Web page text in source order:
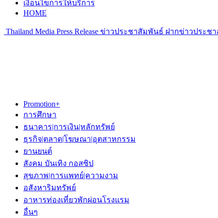
เงื่อนไขการให้บริการ
HOME
Thailand Media Press Release ข่าวประชาสัมพันธ์ ฝากข่าวประ
Promotion+
การศึกษา
ธนาคาร|การเงิน|หลักทรัพย์
ธุรกิจ|ตลาด|โฆษณา|อุตสาหกรรม
ยานยนต์
สังคม บันเทิง กอสซิป
สุขภาพ|การแพทย์|ความงาม
อสังหาริมทรัพย์
อาหารท่องเที่ยวพักผ่อนโรงแรม
อื่นๆ